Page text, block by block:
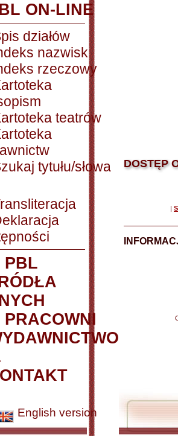
ON-LINE
działów
nazwisk
rzeczowy
teatrów
tytułu/słowa
PBL
PRACOWNI
English version
DOSTĘP
|